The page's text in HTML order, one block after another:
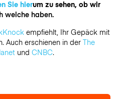
Sie hierum zu sehen, ob wir
welche haben.
empfiehlt, Ihr Gepäck mit
Auch erschienen in der The
und CNBC.